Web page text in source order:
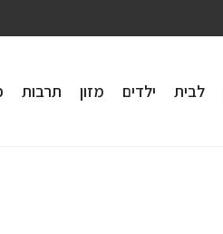
לבית ילדים מזון תרבות